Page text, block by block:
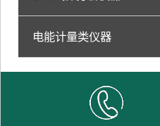
电能计量类仪器